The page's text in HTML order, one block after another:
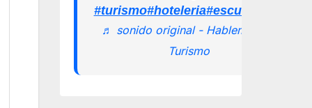
#turismo#hoteleria
♬ sonido original - Hablemos de
Turismo